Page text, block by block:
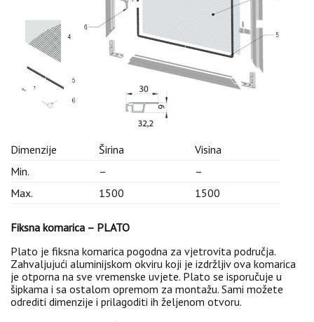
Dimenzije Širina
Visina
Min.
–
–
Max.
1500 1500
Fiksna komarica – PLATO
Plato je fiksna komarica pogodna za vjetrovita područja.
Zahvaljujući aluminijskom okviru koji je izdržljiv ova komarica
je otporna na sve vremenske uvjete. Plato se isporučuje u
šipkama i sa ostalom opremom za montažu. Sami možete
odrediti dimenzije i prilagoditi ih željenom otvoru.